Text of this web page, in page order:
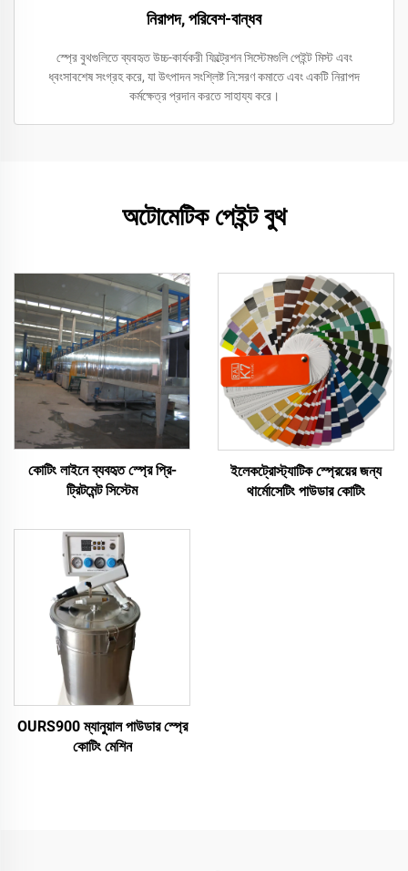
নিরাপদ, পরিবেশ-বান্ধব
স্প্রে বুথগুলিতে ব্যবহৃত উচ্চ-কার্যকরী ফিল্ট্রেশন সিস্টেমগুলি পেইন্ট মিস্ট এবং
ধ্বংসাবশেষ সংগ্রহ করে, যা উৎপাদন সংশ্লিষ্ট নি:সরণ কমাতে এবং একটি নিরাপদ
কর্মক্ষেত্র প্রদান করতে সাহায্য করে।
অটোমেটিক পেইন্ট বুথ
কোটিং লাইনে ব্যবহৃত স্প্রে প্রি-
ট্রিটমেন্ট সিস্টেম
ইলেকট্রোস্ট্যাটিক স্প্রেয়ের জন্য
থার্মোসেটিং পাউডার কোটিং
OURS900 ম্যানুয়াল পাউডার স্প্রে
কোটিং মেশিন